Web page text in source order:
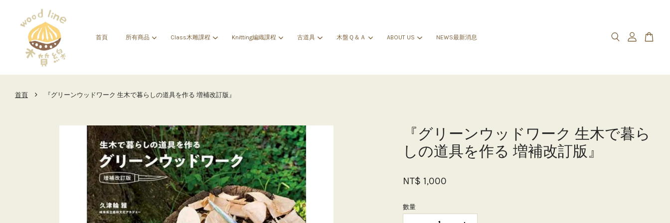
首頁 所有商品 Class木雕課程 Knitting編織課程 古道具 木盤Ｑ＆Ａ ABOUT US NEWS最新消息
首頁 › 『グリーンウッドワーク 生木で暮らしの道具を作る 増補改訂版』
『グリーンウッドワーク 生木で暮ら
しの道具を作る 増補改訂版』
NT$ 1,000
數量